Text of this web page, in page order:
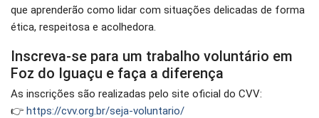
que aprenderão como lidar com situações delicadas de forma
ética, respeitosa e acolhedora.
Inscreva-se para um trabalho voluntário em
Foz do Iguaçu e faça a diferença
As inscrições são realizadas pelo site oficial do CVV:
👉 https://cvv.org.br/seja-voluntario/